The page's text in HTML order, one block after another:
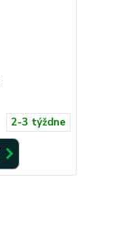
2-3 týždne